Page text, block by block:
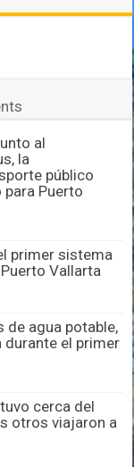
al
la
público
Puerto
primer sistema
Vallarta
agua potable,
durante el primer
cerca del
otros viajaron a